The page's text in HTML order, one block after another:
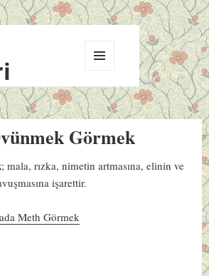
VE
BILEŞENLER
Görmek
; mala, rızka, nimetin artmasına, elinin ve
işarettir.
Meth Görmek